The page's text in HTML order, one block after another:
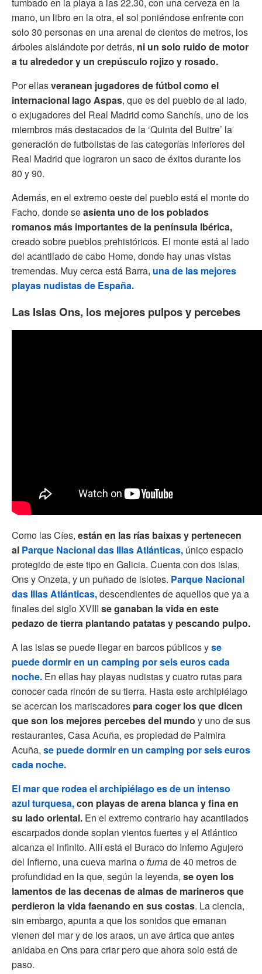
tumbado en la playa a las 22.30, con una cerveza en la
mano, un libro en la otra, el sol poniéndose enfrente con
solo 30 personas en una arenal de cientos de metros, los
árboles aislándote por detrás, ni un solo ruido de motor
a tu alrededor y un crepúsculo rojizo y rosado.
Por ellasveranean jugadores de fútbol como el
internacional Iago Aspas, que es del pueblo de al lado,
o exjugadores del Real Madrid como Sanchís, uno de los
miembros más destacados de la ‘Quinta del Buitre’ la
generación de futbolistas de las categorías inferiores del
Real Madrid que lograron un saco de éxitos durante los
80 y 90.
Además, en el extremo oeste del pueblo está el monte do
Facho, donde seasienta uno de los poblados
romanos más importantes de la península Ibérica,
creado sobre pueblos prehistóricos. El monte está al lado
del acantilado de cabo Home, donde hay unas vistas
tremendas. Muy cerca está Barra, una de las mejores
playas nudistas de España.
Las Islas Ons, los mejores pulpos y percebes
Como las Cíes, están en las rías baixas y pertenecen
al Parque Nacional das Illas Atlánticas, único espacio
protegido de este tipo en Galicia. Cuenta con dos islas,
Ons y Onzeta, y un puñado de islotes. Parque Nacional
das Illas Atlánticas,descendientes de aquellos que ya a
finales del siglo XVIII se ganaban la vida en este
pedazo de tierra plantando patatas y pescando pulpo.
A las islas se puede llegar en barcos públicos yse
puede dormir en un camping por seis euros cada
noche. En ellas hay playas nudistas y cuatro rutas para
conocer cada rincón de su tierra. Hasta este archipiélago
se acercan los mariscadores para coger los que dicen
que son los mejores percebes del mundo y uno de sus
restaurantes, Casa Acuña, es propiedad de Palmira
Acuña, se puede dormir en un camping por seis euros
cada noche.
El mar que rodea el archipiélago es de un intenso
azul turquesa,con playas de arena blanca y fina en
su lado oriental. En el extremo contrario hay acantilados
escarpados donde soplan vientos fuertes y el Atlántico
alcanza el infinito. Allí está el Buraco do Inferno Agujero
del Infierno, una cueva marina ofurnade 40 metros de
profundidad en la que, según la leyenda, se oyen los
lamentos de las decenas de almas de marineros que
perdieron la vida faenando en sus costas. La ciencia,
sin embargo, apunta a que los sonidos que emanan
vienen del mar y de los araos, un ave ártica que antes
anidaba en Ons para criar pero que ahora solo está de
paso.